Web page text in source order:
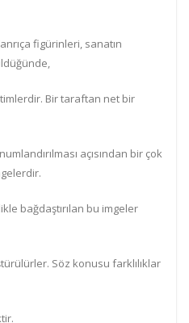
figürinleri, sanatın
Bir taraftan net bir
açısından bir çok
bağdaştırılan bu imgeler
Söz konusu farklılıklar